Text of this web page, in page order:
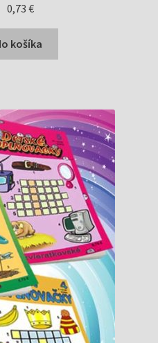
Pôvodná
cena
bola:
0,75 €.
0,73€Aktuálna
cena
je:
0,73 €.
košíka